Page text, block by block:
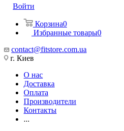
Войти
Корзина0
Избранные товары0
contact@fitstore.com.ua
г. Киев
О нас
Доставка
Оплата
Производители
Контакты
...